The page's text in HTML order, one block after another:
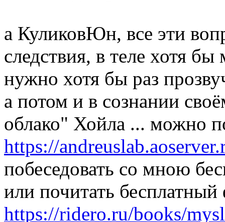
а КуликовЮн, все эти
следствия, в теле хотя
нужно хотя бы раз
а потом и в сознании
облако" Хойла ... можно
https://
побеседовать со мною
или почитать
https://ridero.ru/books/